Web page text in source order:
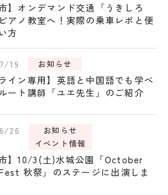
市】オンデマンド交通「うきしろ
アノ教室へ！実際の乗車レポと便
方
19 お知らせ
ライン専用】英語と中国語でも学べ
ート講師「ユエ先生」のご紹介
26
お知らせ
イベント情報
市】10/3(土)水城公園「October
秋祭」のステージに出演しま